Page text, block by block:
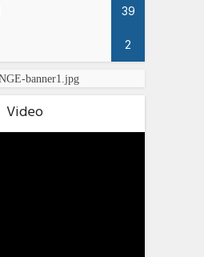
39
2
Video